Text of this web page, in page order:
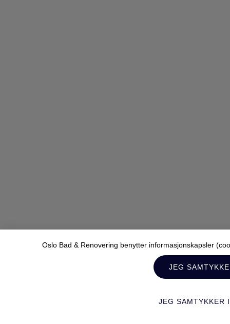
Oslo Bad & Renovering benytter informasjonskapsler
JEG
JEG SAMTYKKER